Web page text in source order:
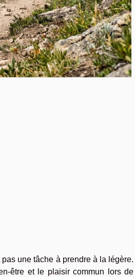
une tâche à prendre à la légère.
être et le plaisir commun lors de